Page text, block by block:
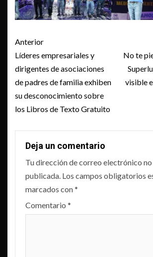
Post
navigation
Anterior
Líderes empresariales y
dirigentes de asociaciones
de padres de familia exhiben
su desconocimiento sobre
los Libros de Texto Gratuito
No te
visible
Deja un comentario
Tu dirección de correo electrónico no
publicada. Los campos obligatorios
marcados con*
Comentario *